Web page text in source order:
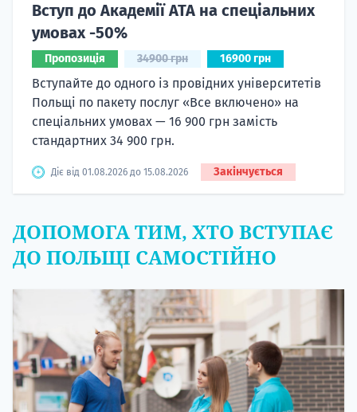
Вступ до Академії ATA на спеціальних
умовах -50%
Пропозиція 34900 грн 16900 грн
Вступайте до одного із провідних університетів
Польщі по пакету послуг «Все включено» на
спеціальних умовах — 16 900 грн замість
стандартних 34 900 грн.
Діє від 01.08.2026 до 15.08.2026 Закінчується
ДОПОМОГА ТИМ, ХТО ВСТУПАЄ
ДО ПОЛЬЩІ САМОСТІЙНО